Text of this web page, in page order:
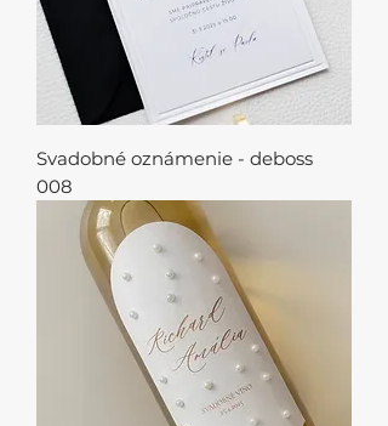
Svadobné oznámenie - deboss
008